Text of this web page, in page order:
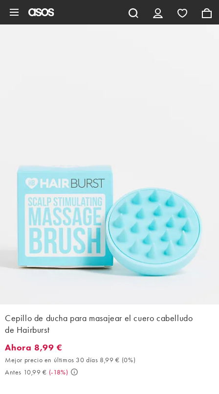
Cepillo de ducha para masajear el cuero cabelludo
de Hairburst
Ahora 8,99 €. Mejor precio en últimos 30 días 8,99 € (0%).
Ahora 8,99 €
Mejor precio en últimos 30 días 8,99 € (0%)
Antes 10,99 € (-18%)